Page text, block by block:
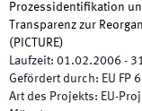
Prozessidentifikation
Transparenz zur
( PICTURE)
Laufzeit: 01.02.2006 -
Gefördert durch: EU FP
Art des Projekts: EU-